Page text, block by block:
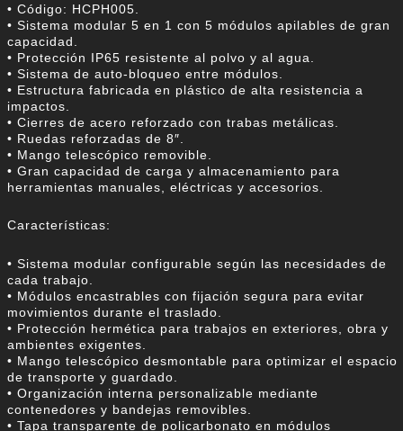
• Código: HCPH005.
• Sistema modular 5 en 1 con 5 módulos apilables de gran
capacidad.
• Protección IP65 resistente al polvo y al agua.
• Sistema de auto-bloqueo entre módulos.
• Estructura fabricada en plástico de alta resistencia a
impactos.
• Cierres de acero reforzado con trabas metálicas.
• Ruedas reforzadas de 8″.
• Mango telescópico removible.
• Gran capacidad de carga y almacenamiento para
herramientas manuales, eléctricas y accesorios.
Características:
• Sistema modular configurable según las necesidades de
cada trabajo.
• Módulos encastrables con fijación segura para evitar
movimientos durante el traslado.
• Protección hermética para trabajos en exteriores, obra y
ambientes exigentes.
• Mango telescópico desmontable para optimizar el espacio
de transporte y guardado.
• Organización interna personalizable mediante
contenedores y bandejas removibles.
• Tapa transparente de policarbonato en módulos